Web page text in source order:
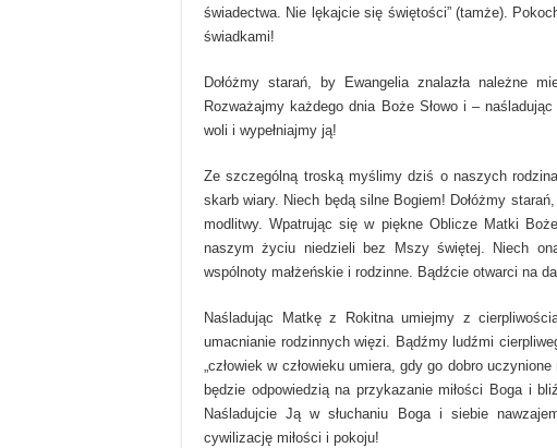
świadectwa. Nie lękajcie się świętości” (tamże).
świadkami!
Dołóżmy starań, by Ewangelia znalazła należne
Rozważajmy każdego dnia Boże Słowo i –
woli i wypełniajmy ją!
Ze szczególną troską myślimy dziś o naszych
skarb wiary. Niech będą silne Bogiem! Dołóżmy
modlitwy. Wpatrując się w piękne Oblicze Matki
naszym życiu niedzieli bez Mszy świętej. Niech
wspólnoty małżeńskie i rodzinne. Bądźcie otwarci na
Naśladując Matkę z Rokitna umiejmy z
umacnianie rodzinnych więzi. Bądźmy ludźmi
„człowiek w człowieku umiera, gdy go dobro
będzie odpowiedzią na przykazanie miłości Boga i
Naśladujcie Ją w słuchaniu Boga i siebie
cywilizację miłości i pokoju!